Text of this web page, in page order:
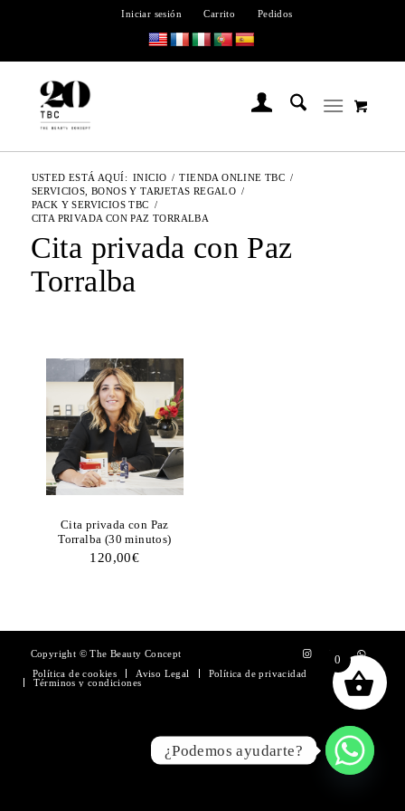
Iniciar sesión Carrito Pedidos
USTED ESTÁ AQUÍ: INICIO / TIENDA ONLINE TBC /
SERVICIOS, BONOS Y TARJETAS REGALO /
PACK Y SERVICIOS TBC /
CITA PRIVADA CON PAZ TORRALBA
Cita privada con Paz
Torralba
Cita privada con Paz
Torralba (30 minutos)
120,00€
Copyright © The Beauty Concept
Política de cookies
Aviso Legal
Política de privacidad
Términos y condiciones
0
¿Podemos ayudarte?